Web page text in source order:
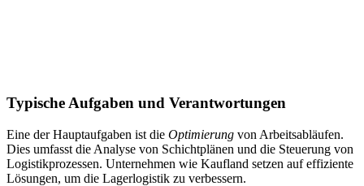
Typische Aufgaben und Verantwortungen
Eine der Hauptaufgaben ist die Optimierung von Arbeitsabläufen.
Dies umfasst die Analyse von Schichtplänen und die Steuerung von
Logistikprozessen. Unternehmen wie Kaufland setzen auf effiziente
Lösungen, um die Lagerlogistik zu verbessern.